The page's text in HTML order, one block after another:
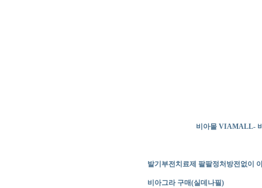
비아몰 VIAMALL-
발기부전치료제 팔팔정처방전없이
비아그라 구매(실데나필)